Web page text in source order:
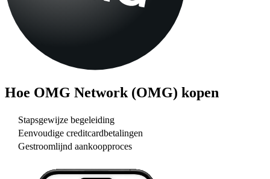
Hoe OMG Network (OMG) kopen
Stapsgewijze begeleiding
Eenvoudige creditcardbetalingen
Gestroomlijnd aankoopproces